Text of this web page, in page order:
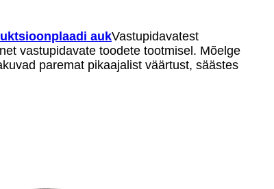
aukVastupidavatest
vastupidavate toodete tootmisel. Mõelge
paremat pikaajalist väärtust, säästes